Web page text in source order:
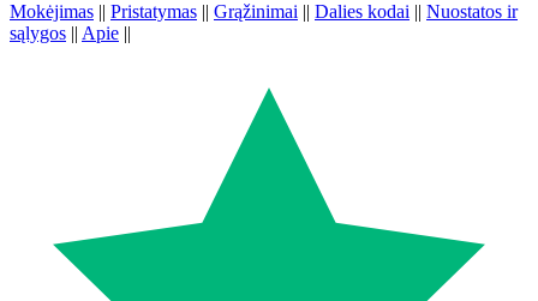
Mokėjimas || Pristatymas || Grąžinimai || Dalies kodai || Nuostatos ir
sąlygos || Apie ||